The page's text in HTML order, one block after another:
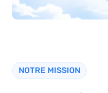
NOTRE MISSION